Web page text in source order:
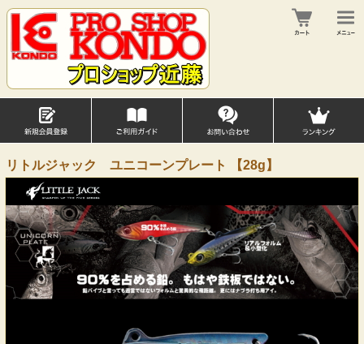
リトルジャック ユニコーンプレート 【28g】